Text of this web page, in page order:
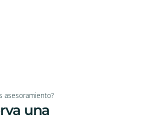
asesoramiento?
una